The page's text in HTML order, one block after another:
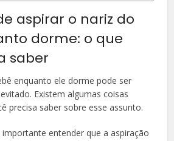
aspirar o nariz do
dorme: o que
saber
enquanto ele dorme pode ser
Existem algumas coisas
precisa saber sobre esse assunto.
entender que a aspiração